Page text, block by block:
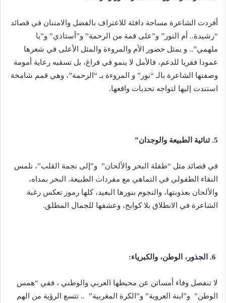
أفردت الشاعرة مساحة دافئة للاعتراف بالفضل والامتنان في قصائد
“رشيدة.. أم النور” و”على قمة من الرحمة” و”أستاذي” و”يا
ملهمي”.. و يمثل حضور الأم والمروءة والمثل الأعلى في شعرها
عمودا فقريا للدعم، فالأمل لا ينمو في فراغ، بل تسقيه رعاية أمومة
وصفتها الشاعرة بالـ “نور” و المروءة بـ “الرحمة”، وهي قمم شامخة
استندت إليها لتواجه تحديات واقعها.
5. ثنائية الطبيعة والوجدان”
في قصائد مثل “طفلة البحر والألحان” و”إلى نجمة القلب”، نلمس
النقاء الطفولي في التماهي مع مفردات الطبيعة. البحر بمداه،
والألحان بعذوبتها، والنجوم بنورها البعيد، كلها رموز تعكس رغبة
الشاعرة في الانطلاق بلا كوابح، وعشقها للجمال المطلق.
لا تنفصل وفاء أمساتن عن محيطها العربي والوطني ، ففي “همس
الوطن” و”ابنة العروبة” و”الكرة المغربية” .. تتسع الرؤية من الهم